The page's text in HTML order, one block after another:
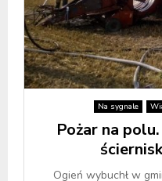
Na sygnale
Pożar na polu.
Ogień wybuchł w